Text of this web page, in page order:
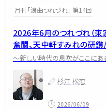
月刊「浪曲つれづれ」 第14回
2026年6月のつれづれ（
奮闘、天中軒すみれの研鑽
～新しい時代の息吹がここにあ
杉江 松恋
2026/06/09